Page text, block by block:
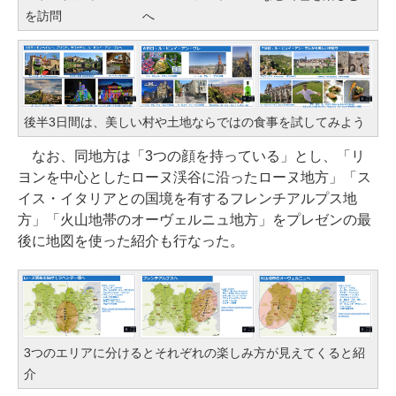
を訪問
へ
後半3日間は、美しい村や土地ならではの食事を試してみよう
なお、同地方は「3つの顔を持っている」とし、「リ
ヨンを中心としたローヌ渓谷に沿ったローヌ地方」「ス
イス・イタリアとの国境を有するフレンチアルプス地
方」「火山地帯のオーヴェルニュ地方」をプレゼンの最
後に地図を使った紹介も行なった。
3つのエリアに分けるとそれぞれの楽しみ方が見えてくると紹
介